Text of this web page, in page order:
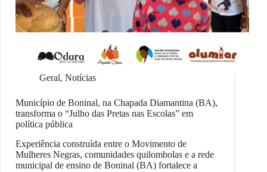
Geral, Notícias
Município de Boninal, na Chapada Diamantina (BA),
transforma o “Julho das Pretas nas Escolas” em
política pública
Experiência construída entre o Movimento de
Mulheres Negras, comunidades quilombolas e a rede
municipal de ensino de Boninal (BA) fortalece a